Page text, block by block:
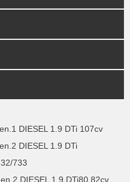
DIESEL 1.9 DTi 107cv
DIESEL 1.9 DTi
733
DIESEL 1.9 DTi80 82cv